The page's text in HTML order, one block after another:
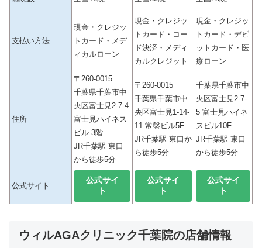
支払い方法
現金・クレジッ
トカード・メデ
ィカルローン
現金・クレジッ
トカード・コー
ド決済・メディ
カルクレジット
現金・クレジッ
トカード・デビ
ットカード・医
療ローン
住所
〒260-0015
千葉県千葉市中
央区富士見2-7-4
富士見ハイネス
ビル 3階
JR千葉駅 東口
から徒歩5分
〒260-0015
千葉県千葉市中
央区富士見1-14-
11 常盤ビル5F
JR千葉駅 東口か
ら徒歩5分
千葉県千葉市中
央区富士見2-7-
5 富士見ハイネ
スビル10F
JR千葉駅 東口
から徒歩5分
公式サイト
公式サイ
ト
公式サイ
ト
公式サイ
ト
ウィルAGAクリニック千葉院の店舗情報